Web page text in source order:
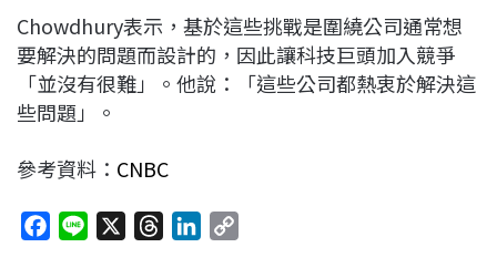
Chowdhury表示，基於這些挑戰是圍繞公司通常想
要解決的問題而設計的，因此讓科技巨頭加入競爭
「並沒有很難」。他說：「這些公司都熱衷於解決這
些問題」。
參考資料： CNBC